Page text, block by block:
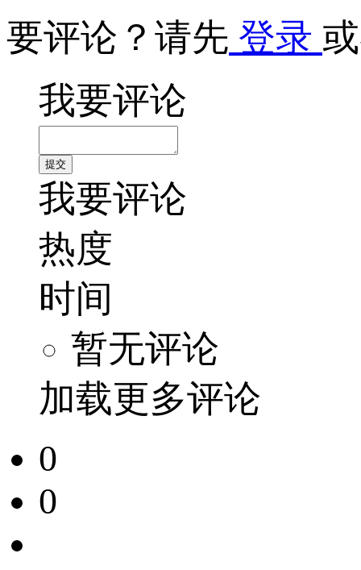
要评论？请先 登录
我要评论
我要评论
热度
时间
暂无评论
加载更多评论
0
0